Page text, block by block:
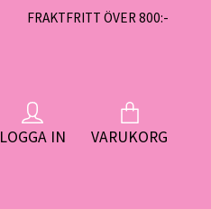
FRAKTFRITT ÖVER 800:-
LOGGA IN VARUKORG